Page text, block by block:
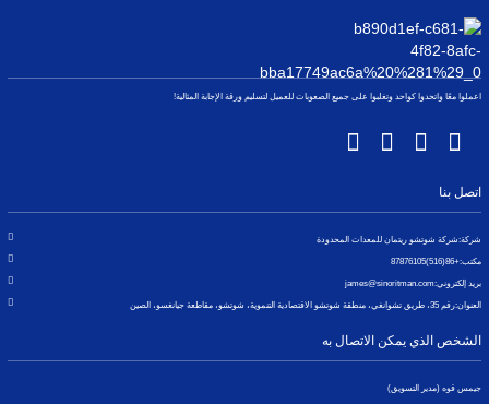
اعملوا معًا واتحدوا كواحد وتغلبوا على جميع الصعوبات للعميل لتسليم ورقة الإجابة المثالية!
اتصل بنا
شركة:شركة شوتشو ريتمان للمعدات المحدودة
مكتب:+86(516)87876105
بريد إلكتروني:james@sinoritman.com
العنوان:رقم 35، طريق تشوانغي، منطقة شوتشو الاقتصادية التنموية، شوتشو، مقاطعة جيانغسو، الصين
الشخص الذي يمكن الاتصال به
جيمس قوه (مدير التسويق)